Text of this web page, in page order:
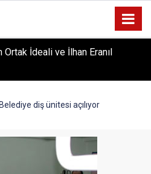
Ortak İdeali ve İlhan Eranıl
MERHABA’ COŞKUSU: Kursiyerler
Belediye diş ünitesi açılıyor